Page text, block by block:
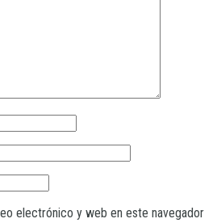
electrónico y web en este navegador